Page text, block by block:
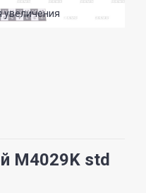
увеличения
M4029K std